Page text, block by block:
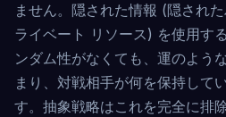
ません。隠された情報 (隠され
ライベート リソース) を使用す
ンダム性がなくても、運のよう
まり、対戦相手が何を保持して
す。抽象戦略はこれを完全に排